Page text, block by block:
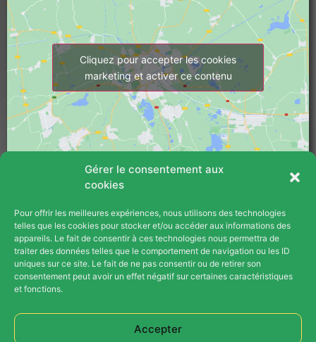
Gérer le consentement aux
cookies
Pour offrir les meilleures expériences, nous utilisons des technologies
telles que les cookies pour stocker et/ou accéder aux informations des
appareils. Le fait de consentir à ces technologies nous permettra de
traiter des données telles que le comportement de navigation ou les ID
uniques sur ce site. Le fait de ne pas consentir ou de retirer son
consentement peut avoir un effet négatif sur certaines caractéristiques
et fonctions.
Accepter
Cliquez pour accepter les cookies
marketing et activer ce contenu
PLAN DU SITE
Blog
Contact
Opération Parrainage